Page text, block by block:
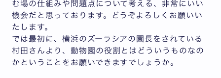
む場の仕組みや問題点について考える、非常にいい
機会だと思っております。どうぞよろしくお願いい
たします。
では最初に、横浜のズーラシアの園長をされている
村田さんより、動物園の役割とはどういうものなの
かということをお願いできますでしょうか。